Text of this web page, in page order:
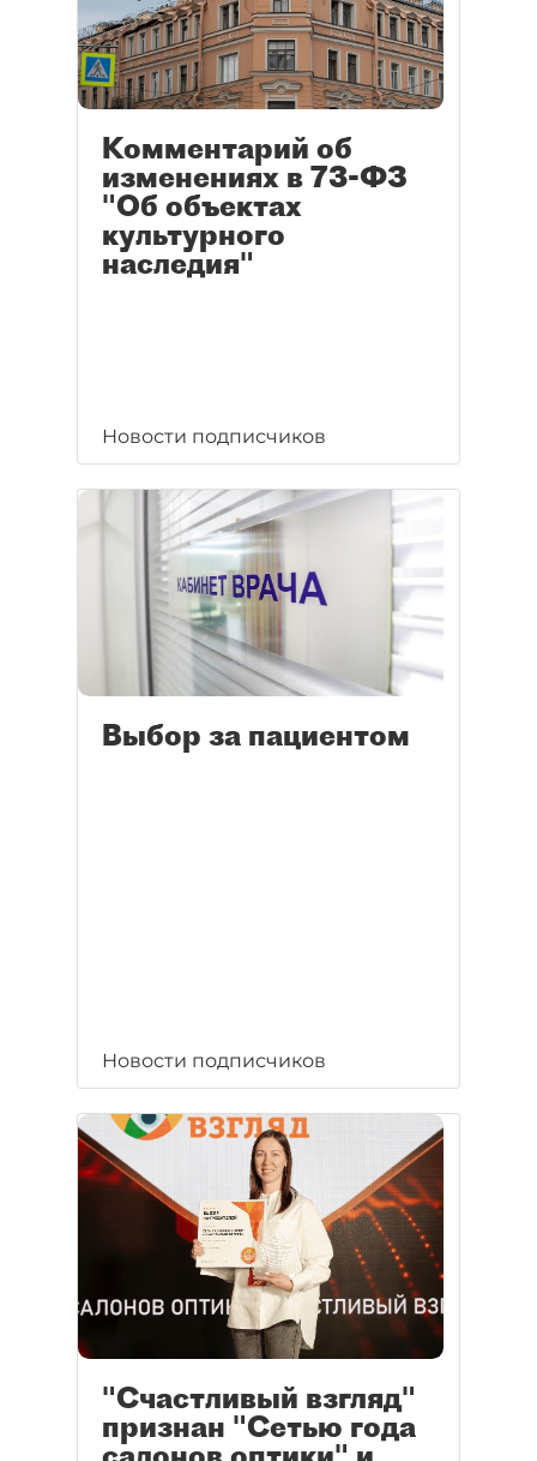
Комментарий об
изменениях в 73-ФЗ
"Об объектах
культурного
наследия"
Новости подписчиков
Выбор за пациентом
Новости подписчиков
"Счастливый взгляд"
признан "Сетью года